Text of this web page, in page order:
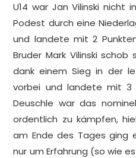
U14 war Jan Vilinski nicht
Podest durch eine
und landete mit 2
Bruder Mark Vilinski
dank einem Sieg in der
vorbei und landete mit 3
Deuschle war das
ordentlich zu kämpfen,
am Ende des Tages ging
nur um Erfahrung (so wie